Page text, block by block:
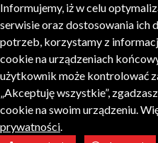
Informujemy, iż w celu
serwisie oraz dostosowania ich
potrzeb, korzystamy z
cookie na urządzeniach
użytkownik może kontrolować
„Akceptuję wszystkie”,
cookie na swoim urządzeniu.
prywatności.